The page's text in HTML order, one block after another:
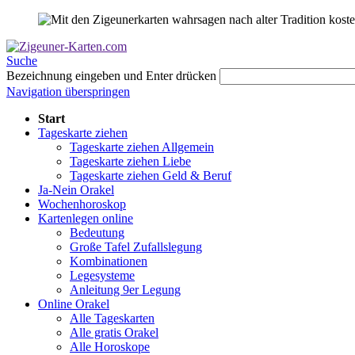
Suche
Bezeichnung eingeben und Enter drücken
Navigation überspringen
Start
Tageskarte ziehen
Tageskarte ziehen Allgemein
Tageskarte ziehen Liebe
Tageskarte ziehen Geld & Beruf
Ja-Nein Orakel
Wochenhoroskop
Kartenlegen online
Bedeutung
Große Tafel Zufallslegung
Kombinationen
Legesysteme
Anleitung 9er Legung
Online Orakel
Alle Tageskarten
Alle gratis Orakel
Alle Horoskope